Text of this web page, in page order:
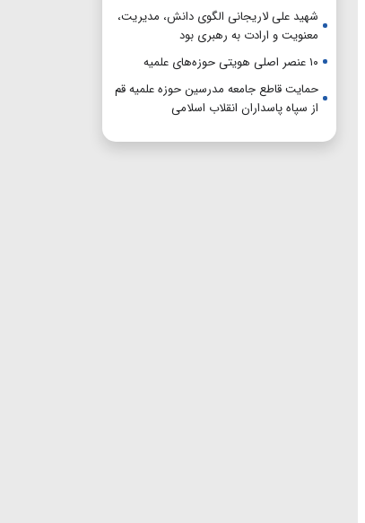
شهید علی لاریجانی الگوی دانش، مدیریت،
معنویت و ارادت به رهبری بود
۱۰ عنصر اصلی هویتی حوزه‌های علمیه
حمایت قاطع جامعه مدرسین حوزه علمیه قم
از سپاه پاسداران انقلاب اسلامی